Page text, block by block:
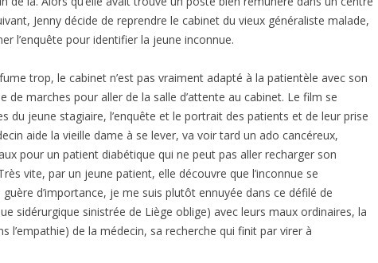
Jenny décide de reprendre le cabinet du vieux généraliste malade,
l’enquête pour identifier la jeune inconnue.
trop, le cabinet n’est pas vraiment adapté à la patientèle avec son
de marches pour aller de la salle d’attente au cabinet. Le film se
du jeune stagiaire, l’enquête et le portrait des patients et de leur prise
aide la vieille dame à se lever, va voir tard un ado cancéreux,
pour un patient diabétique qui ne peut pas aller recharger son
vite, par un jeune patient, elle découvre que l’inconnue se
d’importance, je me suis plutôt ennuyée dans ce défilé de
sidérurgique sinistrée de Liège oblige) avec leurs maux ordinaires, la
l’empathie) de la médecin, sa recherche qui finit par virer à